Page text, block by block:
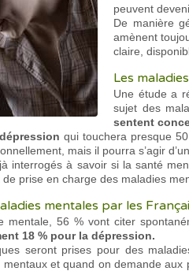
peuvent
De manière
amènent
claire,
Les
Une étude a
sujet des
sentent
dépression qui touchera presque
mais il pourra s’agir
interrogés à savoir si la santé
de prise en charge des maladies
mentales par les
mentale, 56 % vont citer
18 % pour la dépression.
seront prises pour des
et quand on demande